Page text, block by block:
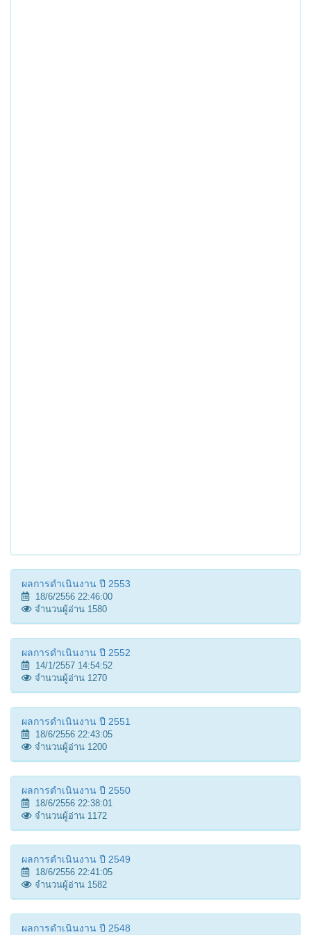
ผลการดำเนินงาน ปี 2553
18/6/2556 22:46:00
จำนวนผู้อ่าน 1580
ผลการดำเนินงาน ปี 2552
14/1/2557 14:54:52
จำนวนผู้อ่าน 1270
ผลการดำเนินงาน ปี 2551
18/6/2556 22:43:05
จำนวนผู้อ่าน 1200
ผลการดำเนินงาน ปี 2550
18/6/2556 22:38:01
จำนวนผู้อ่าน 1172
ผลการดำเนินงาน ปี 2549
18/6/2556 22:41:05
จำนวนผู้อ่าน 1582
ผลการดำเนินงาน ปี 2548